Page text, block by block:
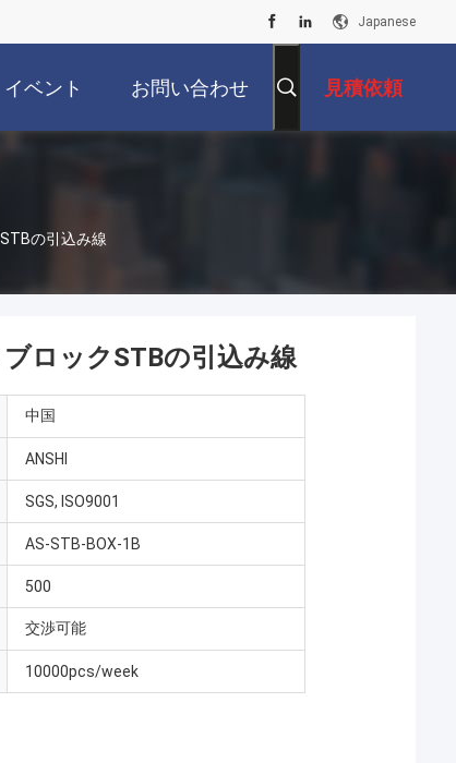
Japanese
イベント お問い合わせ 見積依頼
の引込み線
ロックSTBの引込み線
中国
ANSHI
SGS, ISO9001
AS-STB-BOX-1B
500
交渉可能
10000pcs/week